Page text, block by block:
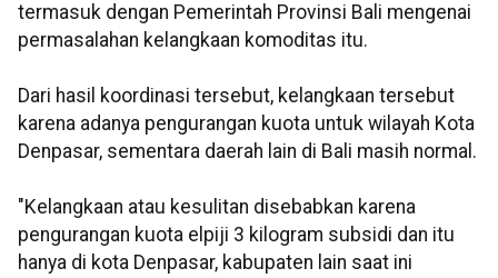
termasuk dengan Pemerintah Provinsi Bali mengenai
permasalahan kelangkaan komoditas itu.
Dari hasil koordinasi tersebut, kelangkaan tersebut
karena adanya pengurangan kuota untuk wilayah Kota
Denpasar, sementara daerah lain di Bali masih normal.
"Kelangkaan atau kesulitan disebabkan karena
pengurangan kuota elpiji 3 kilogram subsidi dan itu
hanya di kota Denpasar, kabupaten lain saat ini